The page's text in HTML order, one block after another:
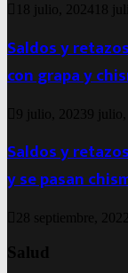
18 julio, 2024 18
Saldos y
con grapa y
9 julio, 20239
Saldos y
y se pasan
28 septiembre, 2022
Salud